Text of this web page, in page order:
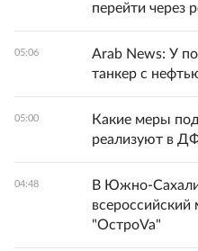
перейти через
05:06
Arab News: У
танкер с
05:00
Какие меры
реализуют в
04:48
В Южно-
"ОстроVa"